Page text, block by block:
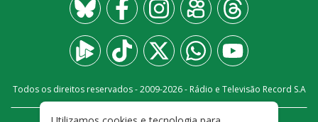
Todos os direitos reservados - 2009-2026- Rádio e Televisão Record S.A